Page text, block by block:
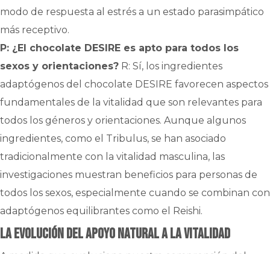
modo de respuesta al estrés a un estado parasimpático
más receptivo.
P: ¿El chocolate DESIRE es apto para todos los
sexos y orientaciones? R: Sí, los ingredientes
adaptógenos del chocolate DESIRE favorecen aspectos
fundamentales de la vitalidad que son relevantes para
todos los géneros y orientaciones. Aunque algunos
ingredientes, como el Tribulus, se han asociado
tradicionalmente con la vitalidad masculina, las
investigaciones muestran beneficios para personas de
todos los sexos, especialmente cuando se combinan con
adaptógenos equilibrantes como el Reishi.
La evolución del apoyo natural a la vitalidad